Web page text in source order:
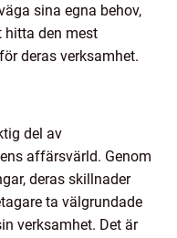
sina egna behov,
hitta den mest
deras verksamhet.
del av
affärsvärld. Genom
deras skillnader
ta välgrundade
verksamhet. Det är